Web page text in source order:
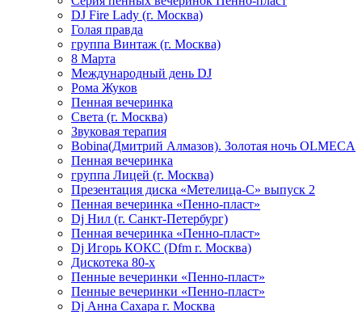
DJ Fire Lady (г. Москва)
Голая правда
группа Винтаж (г. Москва)
8 Марта
Международный день DJ
Рома Жуков
Пенная вечеринка
Света (г. Москва)
Звуковая терапия
Bobina(Дмитрий Алмазов). Золотая ночь OLMECA
Пенная вечеринка
группа Лицей (г. Москва)
Презентация диска «Метелица-С» выпуск 2
Пенная вечеринка «Пенно-пласт»
Dj Нил (г. Санкт-Петербург)
Пенная вечеринка «Пенно-пласт»
Dj Игорь КОКС (Dfm г. Москва)
Дискотека 80-х
Пенные вечеринки «Пенно-пласт»
Пенные вечеринки «Пенно-пласт»
Dj Анна Сахара г. Москва